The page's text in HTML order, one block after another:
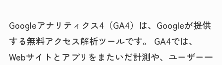
Googleアナリティクス4（GA4）は、Googleが提供
する無料アクセス解析ツールです。 GA4では、
Webサイトとアプリをまたいだ計測や、ユーザー一